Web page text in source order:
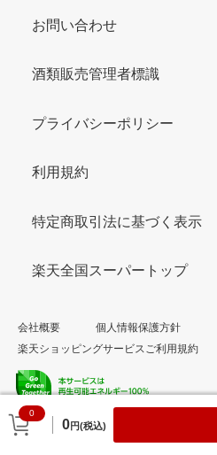
0
0円(税込)
お問い合わせ
酒類販売管理者標識
プライバシーポリシー
利用規約
特定商取引法に基づく表示
楽天全国スーパートップ
会社概要
個人情報保護方針
楽天ショッピングサービスご利用規約
© Rakuten Group, Inc.